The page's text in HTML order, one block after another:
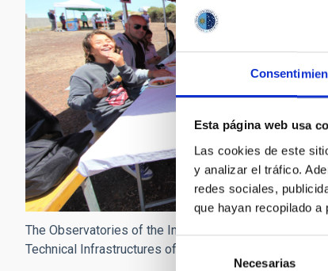
Esta página web usa
Las cookies de este
y analizar el tráfico.
redes sociales,
que hayan recopilado
Selección
Necesarias
The Observatories of the Instituto de Astrofísica de
Technical Infrastructures of Spain.